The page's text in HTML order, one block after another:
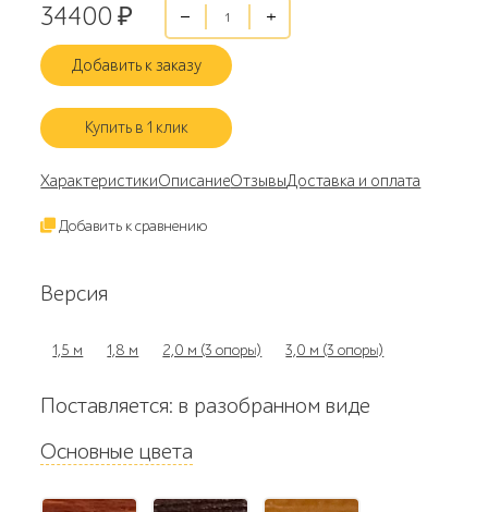
34400 ₽
Добавить к заказу
Купить в 1 клик
ХарактеристикиОписаниеОтзывыДоставка и оплата
Добавить к сравнению
Версия
1,5 м 1,8 м 2,0 м (3 опоры) 3,0 м (3 опоры)
Поставляется: в разобранном виде
Основные цвета